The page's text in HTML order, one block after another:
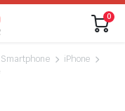
0
Smartphone
iPhone